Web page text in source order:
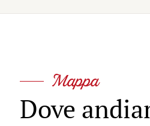
Mappa
Dove